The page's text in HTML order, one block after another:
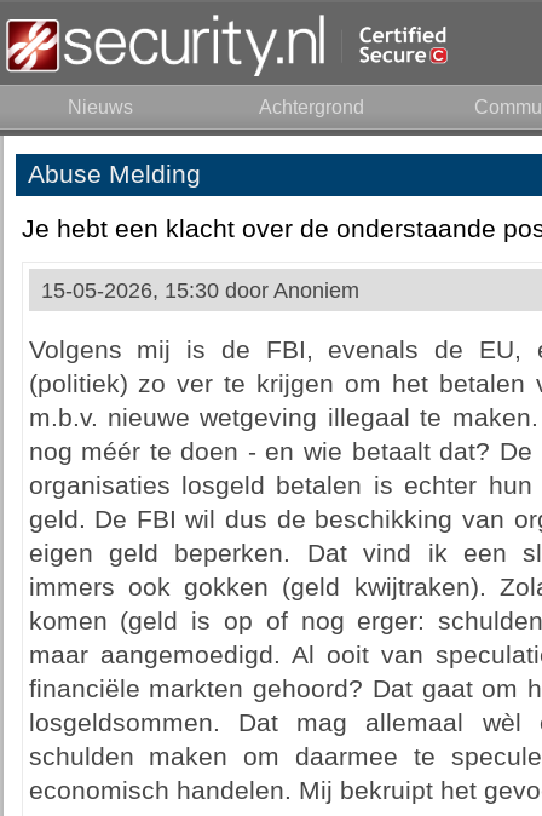
Nieuws Achtergrond
Abuse Melding
Je hebt een klacht over de onderstaande
15-05-2026, 15:30 door Anoniem
Volgens mij is de FBI, evenals de EU,
(politiek) zo ver te krijgen om het betalen
m.b.v. nieuwe wetgeving illegaal te
nog méér te doen - en wie betaalt dat?
organisaties losgeld betalen is echter
geld. De FBI wil dus de beschikking van
eigen geld beperken. Dat vind ik een
immers ook gokken (geld kwijtraken).
komen (geld is op of nog erger:
maar aangemoedigd. Al ooit van
financiële markten gehoord? Dat gaat om
losgeldsommen. Dat mag allemaal
schulden maken om daarmee te
economisch handelen. Mij bekruipt het